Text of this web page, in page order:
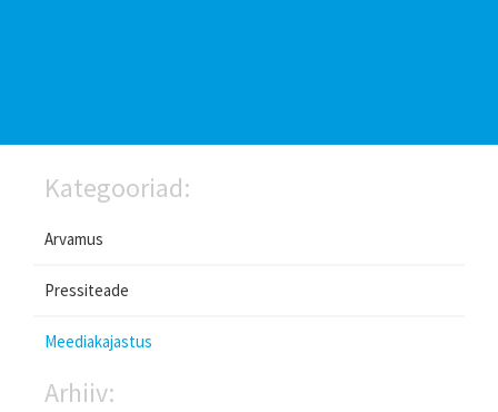
Kategooriad:
Arvamus
Pressiteade
Meediakajastus
Arhiiv: